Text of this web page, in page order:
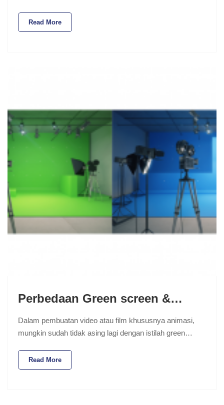
Read More
Perbedaan Green screen &…
Dalam pembuatan video atau film khususnya animasi,
mungkin sudah tidak asing lagi dengan istilah green…
Read More